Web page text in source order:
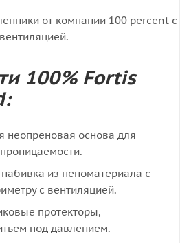
от компании 100 percent с
100% Fortis
неопреновая основа для
из пеноматериала с
с вентиляцией.
протекторы,
под давлением.